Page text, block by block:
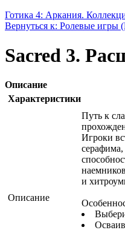
Готика 4: Аркания.
Вернуться к: Ролевые игры
Sacred 3.
Описание
Характеристики
Описание
Путь к
Игроки
и